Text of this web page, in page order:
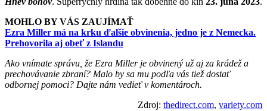
MOHLO BY VÁS ZAUJÍMAŤ
Ezra Miller má na krku ďalšie obvinenia, jedno je z Nemecka.
Prehovorila aj obeť z Islandu
Ako vnímate správu, že Ezra Miller je obvinený už aj za krádež a
prechovávanie zbraní? Malo by sa mu podľa vás tiež dostať
odbornej pomoci? Dajte nám vedieť v komentároch.
Zdroj: thedirect.com, variety.com